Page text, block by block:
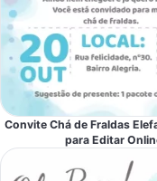
Convite Chá de Fraldas
para Editar